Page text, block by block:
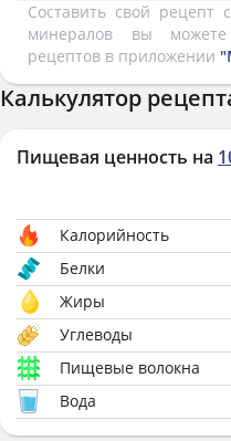
Составить свой рецепт
минералов вы
рецептов в приложении
Калькулятор
Пищевая ценность на
Калорийность
Белки
Жиры
Углеводы
Пищевые волокна
Вода